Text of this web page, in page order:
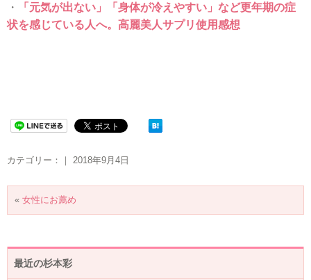
・
「元気が出ない」「身体が冷えやすい」など更年期の症
状を感じている人へ。高麗美人サプリ使用感想
カテゴリー：｜ 2018年9月4日
« 女性にお薦め
最近の杉本彩